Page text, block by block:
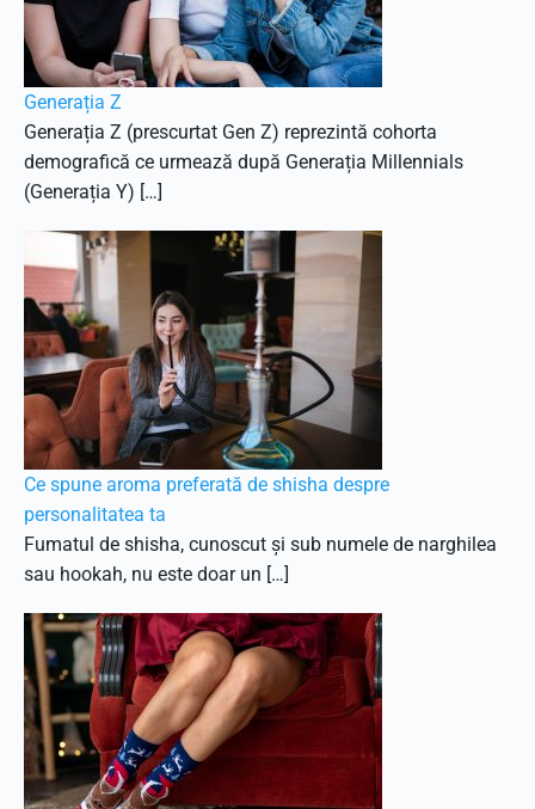
Generația Z
Generația Z (prescurtat Gen Z) reprezintă cohorta
demografică ce urmează după Generația Millennials
(Generația Y) […]
Ce spune aroma preferată de shisha despre
personalitatea ta
Fumatul de shisha, cunoscut și sub numele de narghilea
sau hookah, nu este doar un […]